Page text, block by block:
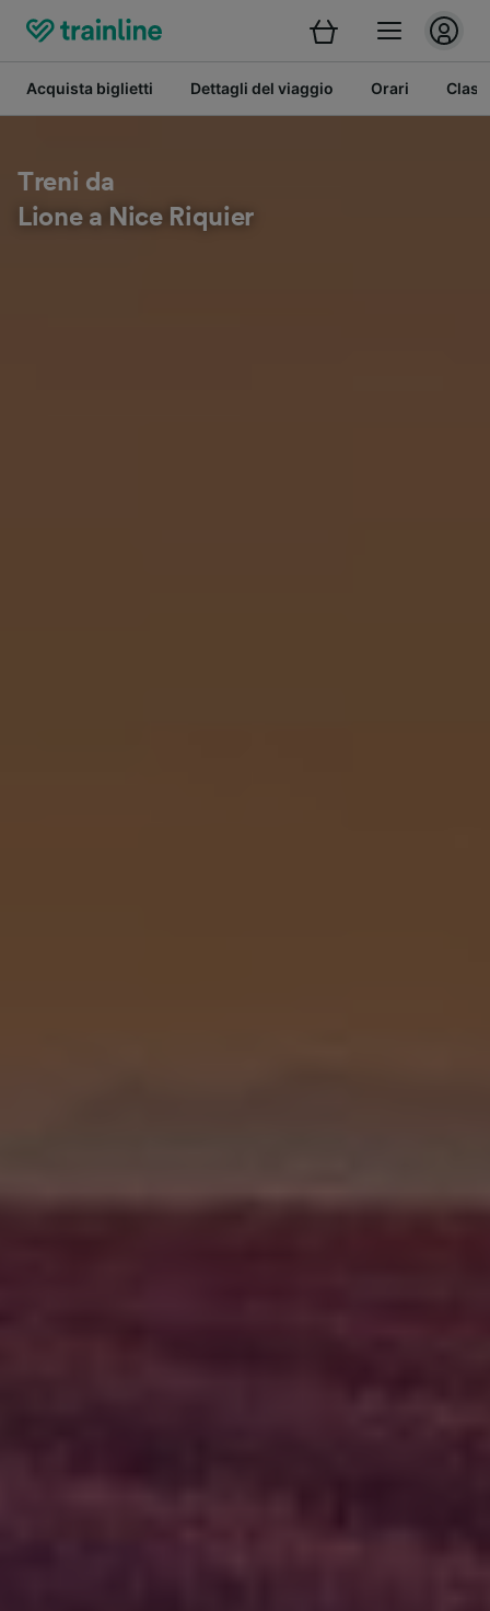
Acquista biglietti Dettagli del viaggio Orari
Treni da
Lione a Nice Riquier